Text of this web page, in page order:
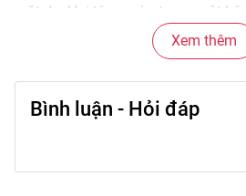
mặt da. Hai tông màu trong một
khi sử dụng riêng lẻ hoặc điều
cách trang điểm mong muốn. Khi
giác nhẹ, bề mặt trông gọn gàng
hay loang màu.
Xem thêm
Bình luận - Hỏi đáp